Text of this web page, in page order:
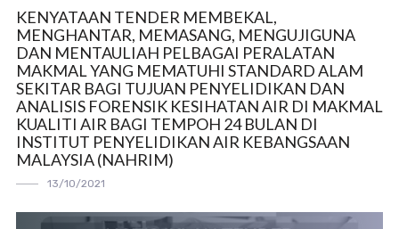
KENYATAAN TENDER MEMBEKAL,
MENGHANTAR, MEMASANG, MENGUJIGUNA
DAN MENTAULIAH PELBAGAI PERALATAN
MAKMAL YANG MEMATUHI STANDARD ALAM
SEKITAR BAGI TUJUAN PENYELIDIKAN DAN
ANALISIS FORENSIK KESIHATAN AIR DI MAKMAL
KUALITI AIR BAGI TEMPOH 24 BULAN DI
INSTITUT PENYELIDIKAN AIR KEBANGSAAN
MALAYSIA (NAHRIM)
13/10/2021